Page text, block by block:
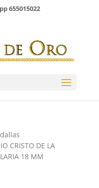
655015022
CRISTO DE LA
18 MM